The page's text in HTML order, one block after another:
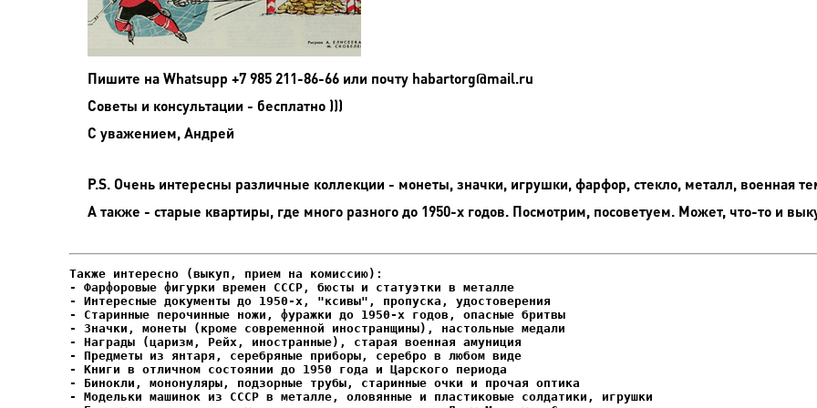
Пишите на Whatsupp +7 985 211-86-66 или почту habartorg@mail.ru
Советы и консультации - бесплатно )))
С уважением, Андрей
P.S. Очень интересны различные коллекции - монеты, значки, игрушки, фарфор, стекло, металл, военная
А также - старые квартиры, где много разного до 1950-х годов. Посмотрим, посоветуем. Может, что-то и
- Фарфоровые фигурки времен СССР, бюсты и статуэтки в металле
- Интересные документы до 1950-х, "ксивы", пропуска, удостоверения